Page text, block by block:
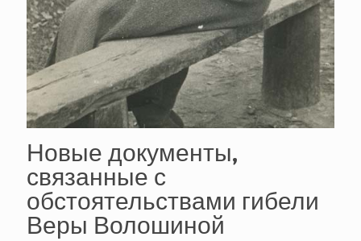
Новые документы,
связанные с
обстоятельствами гибели
Веры Волошиной